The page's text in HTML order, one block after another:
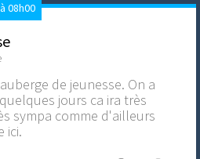
08h00
de jeunesse. On a
jours ca ira très
sympa comme d'ailleurs
ici.